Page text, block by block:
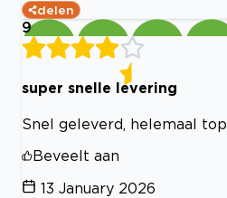
delen
9
super snelle levering
Snel geleverd, helemaal top
Beveelt aan
13 January 2026